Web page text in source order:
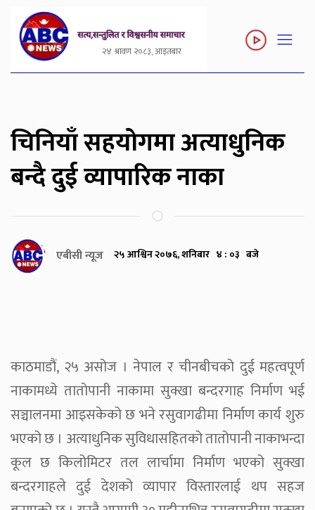
२४ श्रावण २०८३, आइतबार
चिनियाँ सहयोगमा अत्याधुनिक
बन्दै दुई व्यापारिक नाका
एबीसी न्यूज २५ आश्विन २०७६, शनिबार ४ : ०३ बजे
काठमाडौं, २५ असोज । नेपाल र चीनबीचको दुई महत्वपूर्ण
नाकामध्ये तातोपानी नाकामा सुक्खा बन्दरगाह निर्माण भई
सञ्चालनमा आइसकेको छ भने रसुवागढीमा निर्माण कार्य शुरु
भएको छ । अत्याधुनिक सुविधासहितको तातोपानी नाकाभन्दा
कूल छ किलोमिटर तल लार्चामा निर्माण भएको सुक्खा
बन्दरगाहले दुई देशको व्यापार विस्तारलाई थप सहज